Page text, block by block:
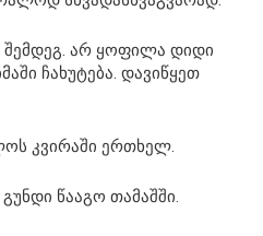
შემდეგ. არ ყოფილა დიდი
ჩახუტება. დავიწყეთ
კვირაში ერთხელ.
წააგო თამაშში.